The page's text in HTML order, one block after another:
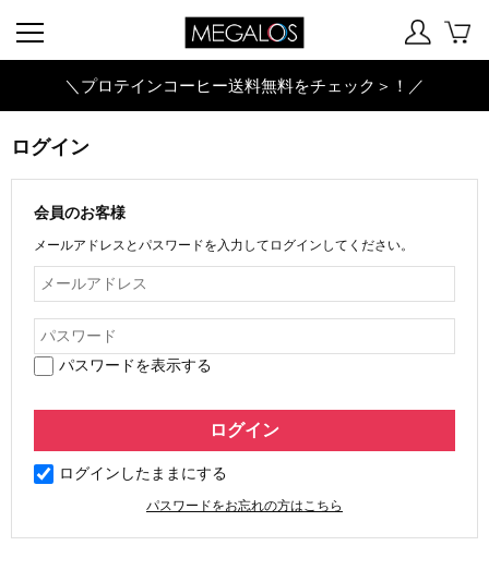
＼プロテインコーヒー送料無料をチェック＞！／
ログイン
会員のお客様
メールアドレスとパスワードを入力してログインしてください。
パスワードを表示する
ログインしたままにする
パスワードをお忘れの方はこちら